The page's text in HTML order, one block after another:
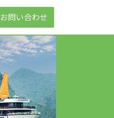
お問い合わせ